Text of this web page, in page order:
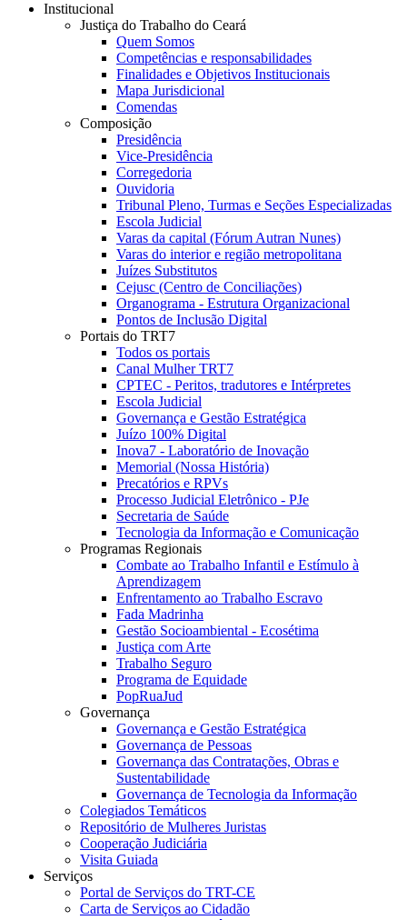
Institucional
Justiça do Trabalho do Ceará
Quem Somos
Competências e responsabilidades
Finalidades e Objetivos Institucionais
Mapa Jurisdicional
Comendas
Composição
Presidência
Vice-Presidência
Corregedoria
Ouvidoria
Tribunal Pleno, Turmas e Seções Especializadas
Escola Judicial
Varas da capital (Fórum Autran Nunes)
Varas do interior e região metropolitana
Juízes Substitutos
Cejusc (Centro de Conciliações)
Organograma - Estrutura Organizacional
Pontos de Inclusão Digital
Portais do TRT7
Todos os portais
Canal Mulher TRT7
CPTEC - Peritos, tradutores e Intérpretes
Escola Judicial
Governança e Gestão Estratégica
Juízo 100% Digital
Inova7 - Laboratório de Inovação
Memorial (Nossa História)
Precatórios e RPVs
Processo Judicial Eletrônico - PJe
Secretaria de Saúde
Tecnologia da Informação e Comunicação
Programas Regionais
Combate ao Trabalho Infantil e Estímulo à
Aprendizagem
Enfrentamento ao Trabalho Escravo
Fada Madrinha
Gestão Socioambiental - Ecosétima
Justiça com Arte
Trabalho Seguro
Programa de Equidade
PopRuaJud
Governança
Governança e Gestão Estratégica
Governança de Pessoas
Governança das Contratações, Obras e
Sustentabilidade
Governança de Tecnologia da Informação
Colegiados Temáticos
Repositório de Mulheres Juristas
Cooperação Judiciária
Visita Guiada
Serviços
Portal de Serviços do TRT-CE
Carta de Serviços ao Cidadão